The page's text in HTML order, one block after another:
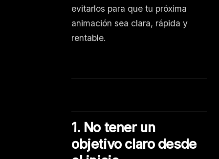
evitarlos para que tu próxima
animación sea clara, rápida y
rentable.
1. No tener un
objetivo claro desde